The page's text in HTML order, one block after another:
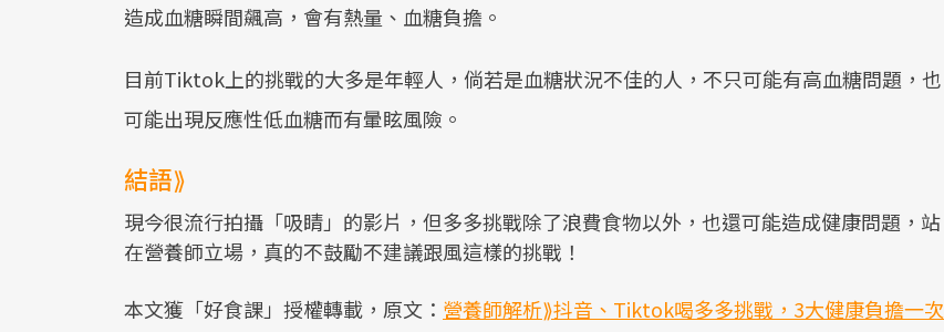
造成血糖瞬間飆高，會有熱量、血糖負擔。
目前Tiktok上的挑戰的大多是年輕人，倘若是血糖狀況不佳的人，不只可能有高血糖問題，也
可能出現反應性低血糖而有暈眩風險。
結語⟫
現今很流行拍攝「吸睛」的影片，但多多挑戰除了浪費食物以外，也還可能造成健康問題，站
在營養師立場，真的不鼓勵不建議跟風這樣的挑戰！
本文獲「好食課」授權轉載，原文： 營養師解析⟫抖音、Tiktok喝多多挑戰，3大健康負擔一次